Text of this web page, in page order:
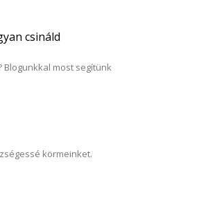
csináld
Blogunkkal most segítünk
körmeinket.